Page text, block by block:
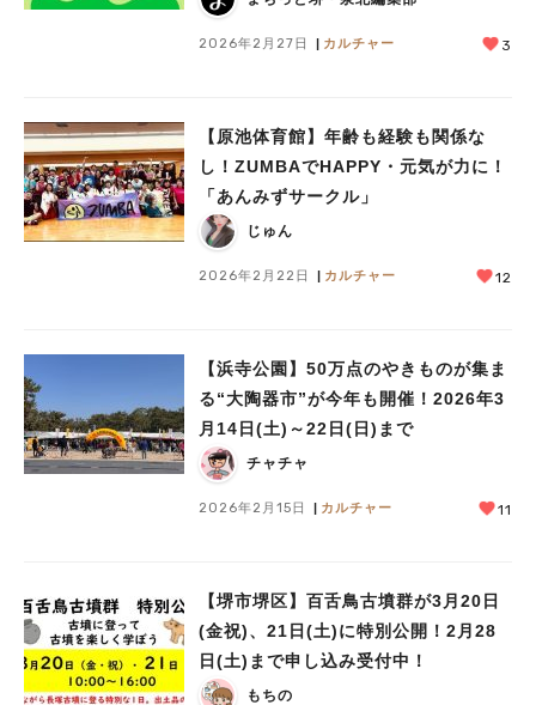
2026年2月27日 カルチャー 3
【原池体育館】年齢も経験も関係な
し！ZUMBAでHAPPY・元気が力に！
「あんみずサークル」
じゅん
2026年2月22日 カルチャー 12
【浜寺公園】50万点のやきものが集ま
る“大陶器市”が今年も開催！2026年3
月14日(土)～22日(日)まで
チャチャ
2026年2月15日 カルチャー 11
【堺市堺区】百舌鳥古墳群が3月20日
(金祝)、21日(土)に特別公開！2月28
日(土)まで申し込み受付中！
もちの